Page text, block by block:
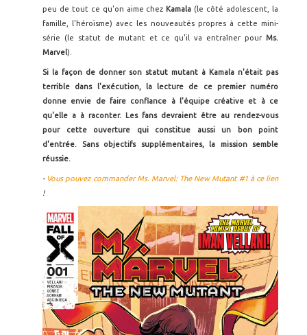
peu de tout ce qu'on aime chez Kamala (le côté adolescent, la
famille, l'héroïsme) avec les nouveautés propres à cette mini-
série (le statut de mutant et ce qu'il va entraîner pour Ms.
Marvel).
Si la façon de donner son statut mutant à Kamala n'était pas
terrible dans l'exécution, la lecture de ce premier numéro
donne envie de faire confiance à l'équipe créative et à ce
qu'elle a à raconter. Les fans devraient être au rendez-vous
pour cette ouverture qui constitue aussi un bon point
d'entrée. Sans objectifs supplémentaires, la mission semble
réussie.
- Vous pouvez commander Ms. Marvel: The New Mutant #1 à ce lien
!